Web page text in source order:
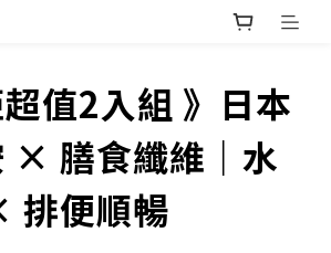
超值2入組 》日本
× 膳食纖維｜水
排便順暢